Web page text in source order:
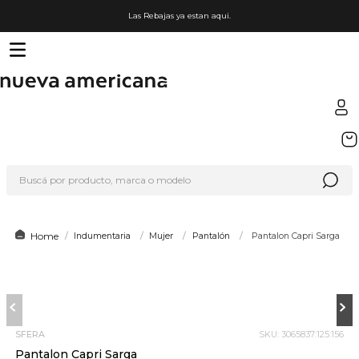
Las Rebajas ya estan aqui.
Indumentaria Mujer Pantalón Pantalon Capri Sarga
SFERA SKU: 3065837:125:156
Pantalon Capri Sarga
2.
nike
4.
termo
6.
8.
almohada